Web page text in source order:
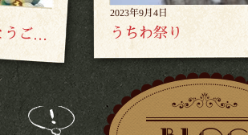
明けましておめでとうございます
2023年9月4日
うちわ祭り